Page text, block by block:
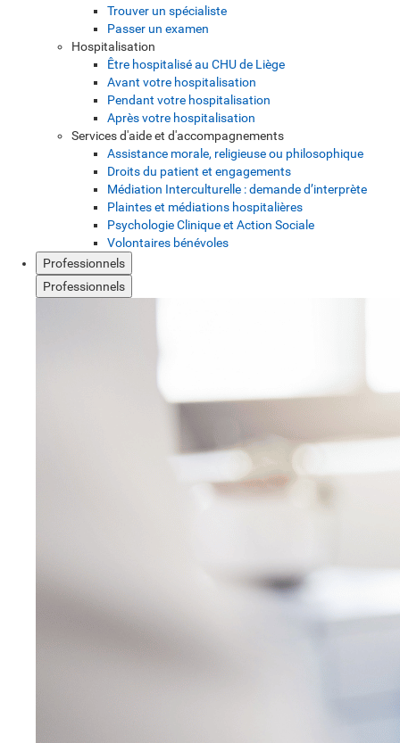
Trouver un spécialiste
Passer un examen
Hospitalisation
Être hospitalisé au CHU de Liège
Avant votre hospitalisation
Pendant votre hospitalisation
Après votre hospitalisation
Services d'aide et d'accompagnements
Assistance morale, religieuse ou philosophique
Droits du patient et engagements
Médiation Interculturelle : demande d’interprète
Plaintes et médiations hospitalières
Psychologie Clinique et Action Sociale
Volontaires bénévoles
Professionnels
Professionnels